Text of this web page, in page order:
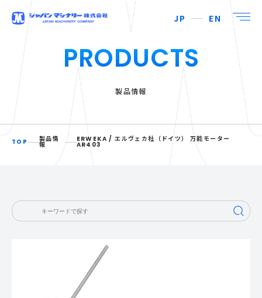
JP EN
PRODUCTS
製品情報
TOP 製品情
報
ERWEKA / エルヴェカ社（ドイツ） 万能モーター
AR403